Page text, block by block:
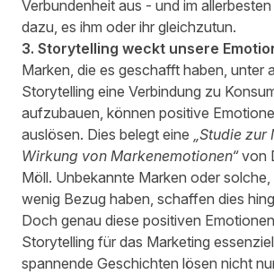
Verbundenheit aus - und im
dazu, es ihm oder ihr gleichzutun.
3. Storytelling weckt unsere
Marken, die es geschafft haben, unter
Storytelling eine Verbindung zu
aufzubauen, können positive
auslösen. Dies belegt eine Studie zur
Wirkung von Markenemotionen“von
Möll. Unbekannte Marken oder
wenig Bezug haben, schaffen dies
Doch genau diese positiven
Storytelling für das Marketing
spannende Geschichten lösen nicht